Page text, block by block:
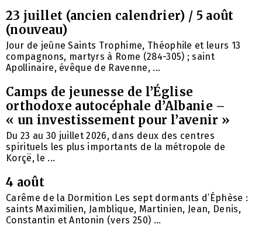
23 juillet (ancien calendrier) / 5 août
(nouveau)
Jour de jeûne Saints Trophime, Théophile et leurs 13
compagnons, martyrs à Rome (284-305) ; saint
Apollinaire, évêque de Ravenne, ...
Camps de jeunesse de l’Église
orthodoxe autocéphale d’Albanie –
« un investissement pour l’avenir »
Du 23 au 30 juillet 2026, dans deux des centres
spirituels les plus importants de la métropole de
Korçë, le ...
4 août
Carême de la Dormition Les sept dormants d’Éphèse :
saints Maximilien, Jamblique, Martinien, Jean, Denis,
Constantin et Antonin (vers 250) ...